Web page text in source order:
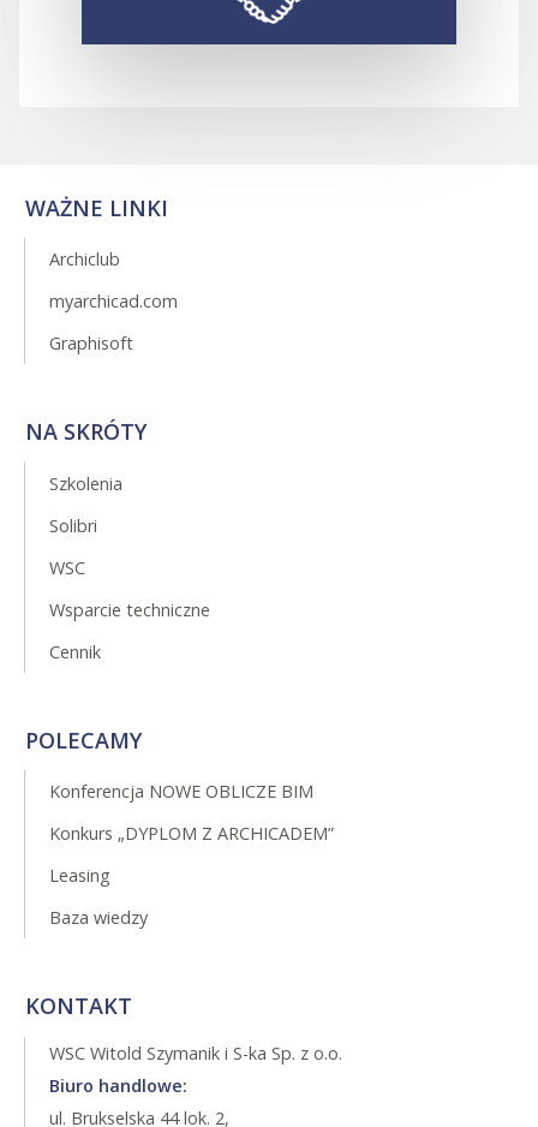
WAŻNE LINKI
Archiclub
myarchicad.com
Graphisoft
NA SKRÓTY
Szkolenia
Solibri
WSC
Wsparcie techniczne
Cennik
POLECAMY
Konferencja NOWE OBLICZE BIM
Konkurs „DYPLOM Z ARCHICADEM”
Leasing
Baza wiedzy
KONTAKT
WSC Witold Szymanik i S-ka Sp. z o.o.
Biuro handlowe:
ul. Brukselska 44 lok. 2,